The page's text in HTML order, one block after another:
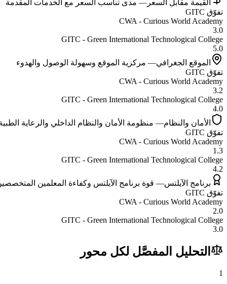
القيمة مقابل السعر — مدى تناسب السعر مع الخدمات المقدمة
تفوّق GITC
CWA - Curious World Academy
3.0
GITC - Green International Technological College
5.0
الموقع الجغرافي— مركزية الموقع وسهولة الوصول والهدوء
تفوّق GITC
CWA - Curious World Academy
3.2
GITC - Green International Technological College
4.0
الأمان والنظام— منظومة الأمان والنظام الداخلي والرعاية
تفوّق GITC
CWA - Curious World Academy
1.3
GITC - Green International Technological College
4.2
برنامج الآيلتس— قوة برنامج الآيلتس وكفاءة المعلمين
تفوّق GITC
CWA - Curious World Academy
2.0
GITC - Green International Technological College
3.0
التحليل المفصَّل لكل محور
1